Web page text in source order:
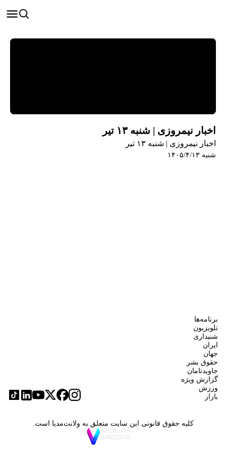
اخبار نیمروزی | شنبه ۱۳ تیر
اخبار نیمروزی | شنبه ۱۳ تیر
شنبه ۱۴۰۵/۴/۱۳
برنامه‌ها
تلویزیون
شنیداری
ایران
جهان
حقوق بشر
جاویدنامان
گزارش ویژه
ورزش
بازار
کلیه حقوق قانونی این سایت متعلق به ولانت‌مدیا است.